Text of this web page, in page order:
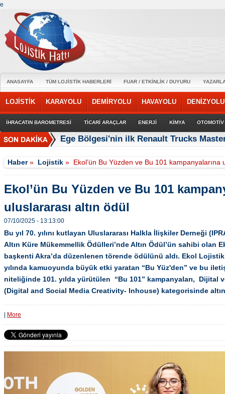
e
ANASAYFA TÜM LOJİSTİK HABERLERİ FUAR / ETKİNLİK / DUYURU
LOJİSTİK KARAYOLU DEMİRYOLU HAVAYOLU DENİZYOLU
İHRACATIN BAROMETRESİ TİCARİ ARAÇLAR ENERJİ KİMYA OTOMOTİV
Ege Bölgesi'nin ilk Renault Trucks
Haber» Lojistik » Ekol’ün Bu Yüzden ve Bu 101 kampanyalarına
Ekol’ün Bu Yüzden ve Bu 101
uluslararası altın ödül
07/10/2025 - 13:13:00
Bu yıl 70. yılını kutlayan Uluslararası Halkla İlişkiler Derneği
Altın Küre Mükemmellik Ödülleri’nde Altın Ödül’ün sahibi olan
başkenti Akra’da düzenlenen törende ödülünü aldı. Ekol
yılında kamuoyunda büyük etki yaratan “Bu Yüz'den” ve bu
niteliğinde 101. yılda yürütülen “Bu 101” kampanyaları, Dijital ve
(Digital and Social Media Creativity- Inhouse) kategorisinde
More